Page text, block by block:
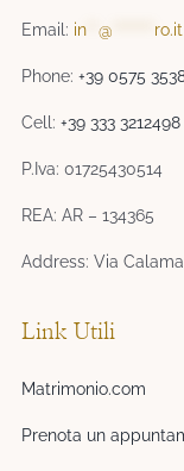
Email: in **@ ro.it
Phone:+39 0575
Cell:+39 333 3212498
P.Iva: 01725430514
REA: AR – 134365
Address: Via
Link Utili
Matrimonio.com
Prenota un